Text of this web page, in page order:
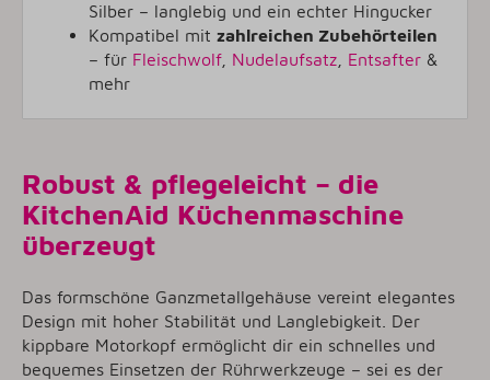
Silber – langlebig und ein echter Hingucker
Kompatibel mit zahlreichen Zubehörteilen
– für Fleischwolf, Nudelaufsatz Entsafter &
mehr
Robust & pflegeleicht – die
KitchenAid Küchenmaschine
überzeugt
Das formschöne Ganzmetallgehäuse vereint elegantes
Design mit hoher Stabilität und Langlebigkeit. Der
kippbare Motorkopf ermöglicht dir ein schnelles und
bequemes Einsetzen der Rührwerkzeuge – sei es der